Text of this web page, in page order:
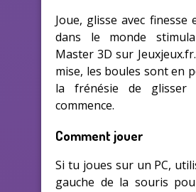
Joue, glisse avec finesse
dans le monde
Master 3D sur
mise, les boules sont en
la frénésie de
commence.
Comment jouer
Si tu joues sur un PC,
gauche de la souris